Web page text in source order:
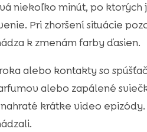
niekoľko minút, po
Pri zhoršení situácie
k zmenám farby ďasien.
alebo kontakty so
alebo zapálené
krátke video